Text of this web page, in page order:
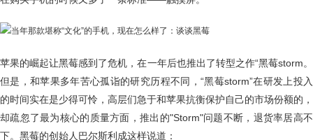
苹果的崛起让黑莓感到了危机，在一年后也推出了转型之作“黑莓storm。
但是，和苹果多年苦心孤诣的研究历程不同，“黑莓storm”在研发上投入
的时间实在是少得可怜，高层们急于和苹果抗衡保护自己的市场份额的，
却疏忽了最为核心的质量方面，推出的"Storm"问题不断，退货率居高不
下。黑莓的创始人巴尔斯利成这样说道：